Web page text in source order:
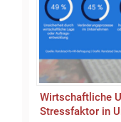
Wirtschaftliche
Stressfaktor in